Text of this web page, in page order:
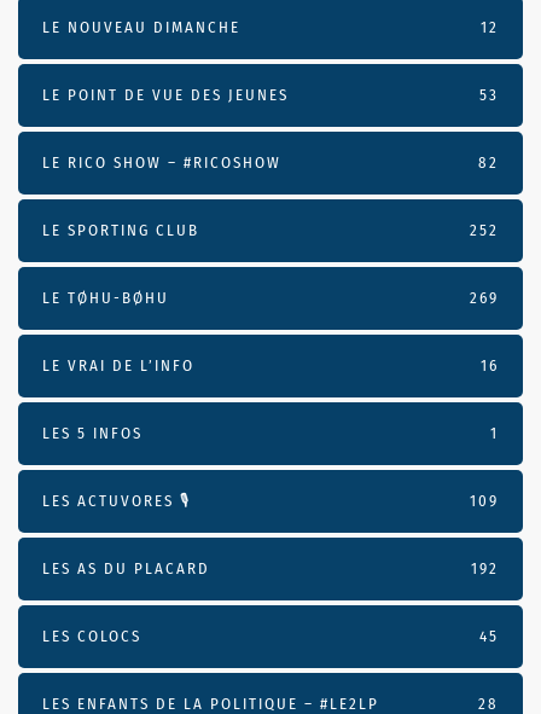
LE NOUVEAU DIMANCHE 12
LE POINT DE VUE DES JEUNES 53
LE RICO SHOW – #RICOSHOW 82
LE SPORTING CLUB 252
LE TØHU-BØHU 269
LE VRAI DE L’INFO 16
LES 5 INFOS 1
LES ACTUVORES 🎙 109
LES AS DU PLACARD 192
LES COLOCS 45
LES ENFANTS DE LA POLITIQUE – #LE2LP 28